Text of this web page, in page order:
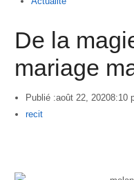
De la
mariage
Publié :août 22, 20208:10
Author
recit